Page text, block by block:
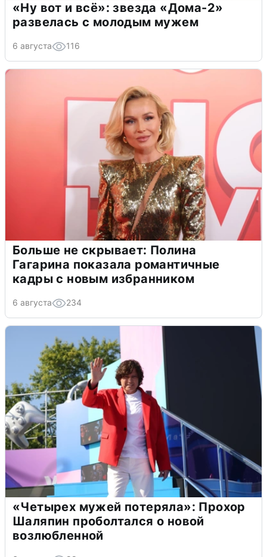
«Ну вот и всё»: звезда «Дома-2»
развелась с молодым мужем
6 августа 116
Больше не скрывает: Полина
Гагарина показала романтичные
кадры с новым избранником
6 августа 234
«Четырех мужей потеряла»: Прохор
Шаляпин проболтался о новой
возлюбленной